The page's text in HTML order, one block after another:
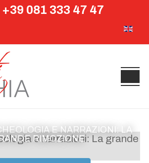
081 333 47 47
E NARRAZIONI: LA
RIMOZIONE